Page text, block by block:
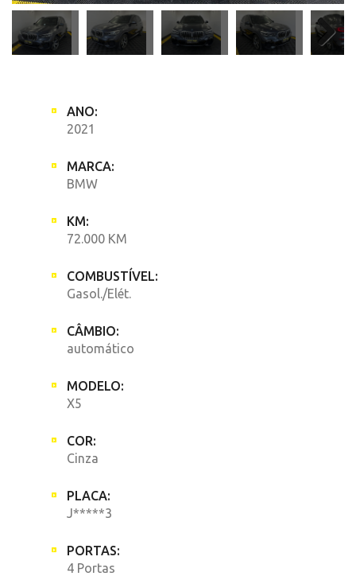
ANO:
2021
MARCA:
BMW
KM:
72.000 KM
COMBUSTÍVEL:
Gasol./Elét.
CÂMBIO:
automático
MODELO:
X5
COR:
Cinza
PLACA:
J*****3
PORTAS:
4 Portas